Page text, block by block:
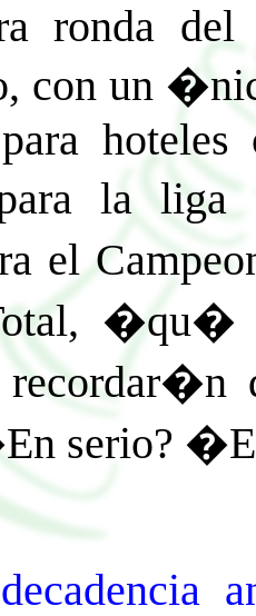
ronda del
con un
la
el
�qu�